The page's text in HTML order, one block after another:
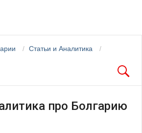
Статьи и Аналитика
про Болгарию